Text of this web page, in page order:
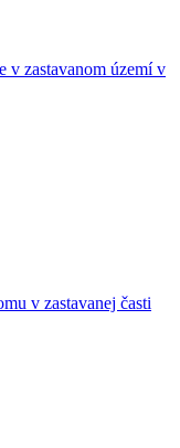
v zastavanom území v
v zastavanej časti